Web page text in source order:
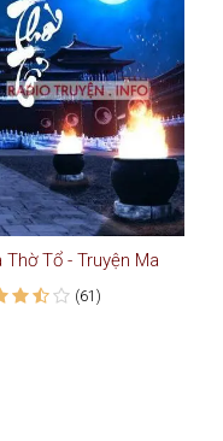
Thờ Tổ - Truyện Ma
(61)